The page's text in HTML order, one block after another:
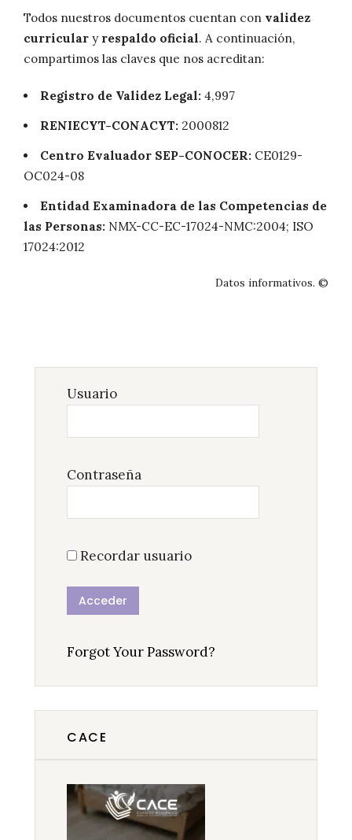
Todos nuestros documentos cuentan con validez
curricular y respaldo oficial. A continuación,
compartimos las claves que nos acreditan:
Registro de Validez Legal: 4,997
RENIECYT-CONACYT: 2000812
Centro Evaluador SEP-CONOCER: CE0129-
OC024-08
Entidad Examinadora de las Competencias de
las Personas: NMX-CC-EC-17024-NMC:2004; ISO
17024:2012
Datos informativos. ©
Usuario
Contraseña
Recordar usuario
Forgot Your Password?
CACE